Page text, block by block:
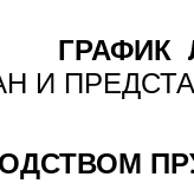
ГРАФИК
И